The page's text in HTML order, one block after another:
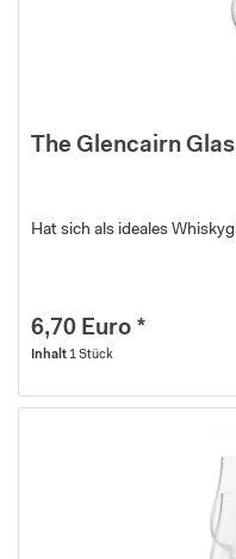
The Glencairn
Hat sich als ideales
6,70 Euro *
Inhalt 1 Stück